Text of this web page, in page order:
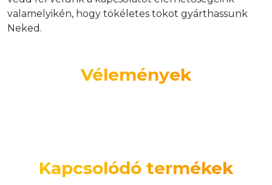
valamelyikén, hogy tökéletes tokot gyárthassunk
Neked.
Vélemények
Kapcsolódó termékek